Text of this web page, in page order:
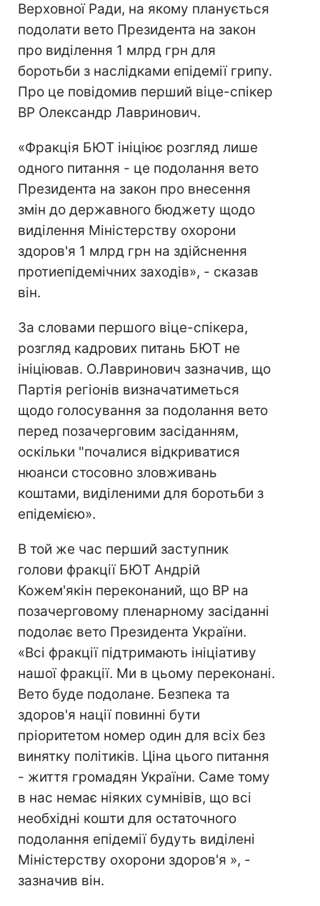
Верховної Ради, на якому планується
подолати вето Президента на закон
про виділення 1 млрд грн для
боротьби з наслідками епідемії грипу.
Про це повідомив перший віце-спікер
ВР Олександр Лавринович.
«Фракція БЮТ ініціює розгляд лише
одного питання - це подолання вето
Президента на закон про внесення
змін до державного бюджету щодо
виділення Міністерству охорони
здоров'я 1 млрд грн на здійснення
протиепідемічних заходів», - сказав
він.
За словами першого віце-спікера,
розгляд кадрових питань БЮТ не
ініціював. О.Лавринович зазначив, що
Партія регіонів визначатиметься
щодо голосування за подолання вето
перед позачерговим засіданням,
оскільки "почалися відкриватися
нюанси стосовно зловживань
коштами, виділеними для боротьби з
епідемією».
В той же час перший заступник
голови фракції БЮТ Андрій
Кожем'якін переконаний, що ВР на
позачерговому пленарному засіданні
подолає вето Президента України.
«Всі фракції підтримають ініціативу
нашої фракції. Ми в цьому переконані.
Вето буде подолане. Безпека та
здоров'я нації повинні бути
пріоритетом номер один для всіх без
винятку політиків. Ціна цього питання
- життя громадян України. Саме тому
в нас немає ніяких сумнівів, що всі
необхідні кошти для остаточного
подолання епідемії будуть виділені
Міністерству охорони здоров'я », -
зазначив він.